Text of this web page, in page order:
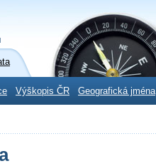
Výškopis ČR Geografická jména